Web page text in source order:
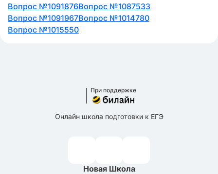
Вопрос №1091876Вопрос №1087533
Вопрос №1091967Вопрос №1014780
Вопрос №1015550
При поддержке
Онлайн школа подготовки к ЕГЭ
Новая Школа